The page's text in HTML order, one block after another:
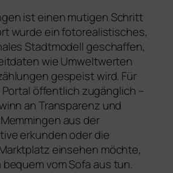
ist einen mutigen Schritt
wurde ein fotorealistisches,
Stadtmodell geschaffen,
wie Umweltwerten
gespeist wird. Für
öffentlich zugänglich –
an Transparenz und
aus der
erkunden oder die
einsehen möchte,
vom Sofa aus tun.